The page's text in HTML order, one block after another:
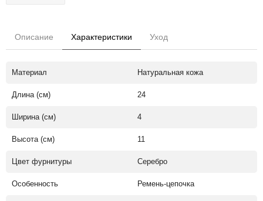
Описание Характеристики Уход
Материал Натуральная кожа
Длина (см) 24
Ширина (см) 4
Высота (см) 11
Цвет фурнитуры Серебро
Особенность Ремень-цепочка